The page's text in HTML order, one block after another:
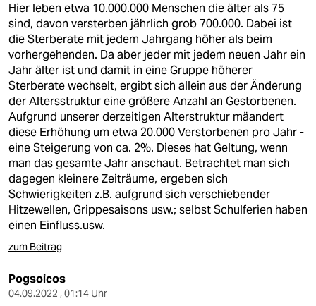
Hier leben etwa 10.000.000 Menschen die älter als 75
sind, davon versterben jährlich grob 700.000. Dabei ist
die Sterberate mit jedem Jahrgang höher als beim
vorhergehenden. Da aber jeder mit jedem neuen Jahr ein
Jahr älter ist und damit in eine Gruppe höherer
Sterberate wechselt, ergibt sich allein aus der Änderung
der Altersstruktur eine größere Anzahl an Gestorbenen.
Aufgrund unserer derzeitigen Alterstruktur mäandert
diese Erhöhung um etwa 20.000 Verstorbenen pro Jahr -
eine Steigerung von ca. 2%. Dieses hat Geltung, wenn
man das gesamte Jahr anschaut. Betrachtet man sich
dagegen kleinere Zeiträume, ergeben sich
Schwierigkeiten z.B. aufgrund sich verschiebender
Hitzewellen, Grippesaisons usw.; selbst Schulferien haben
einen Einfluss.usw.
zum Beitrag
Pogsoicos
04.09.2022 , 01:14 Uhr